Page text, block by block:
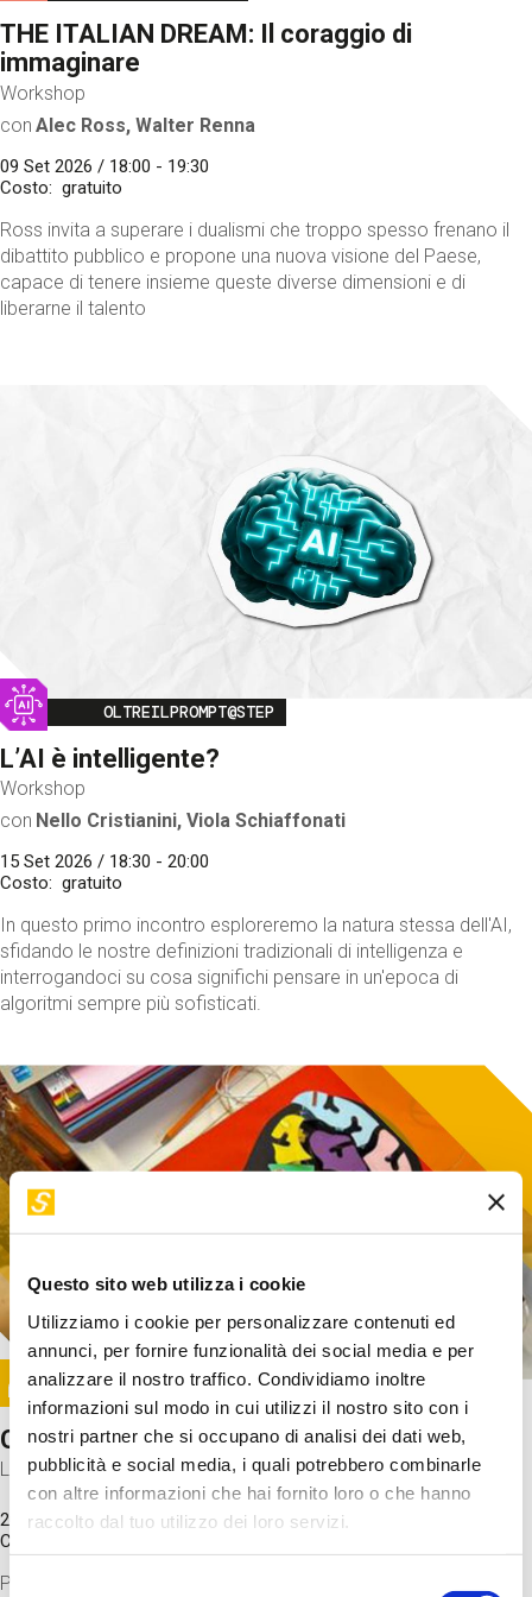
Questo sito web utilizza i cookie
Utilizziamo i cookie per personalizzare contenuti ed
annunci, per fornire funzionalità dei social media e per
analizzare il nostro traffico. Condividiamo inoltre
informazioni sul modo in cui utilizzi il nostro sito con i
nostri partner che si occupano di analisi dei dati web,
pubblicità e social media, i quali potrebbero combinarle
con altre informazioni che hai fornito loro o che hanno
raccolto dal tuo utilizzo dei loro servizi.
Selezione
THE ITALIAN DREAM: Il coraggio di
immaginare
Workshop
con Alec Ross, Walter Renna
09 Set 2026 / 18:00 - 19:30
Costo
gratuito
Ross invita a superare i dualismi che troppo spesso frenano il
dibattito pubblico e propone una nuova visione del Paese,
capace di tenere insieme queste diverse dimensioni e di
liberarne il talento
Image
OLTREILPROMPT@STEP
L’AI è intelligente?
Workshop
con Nello Cristianini, Viola Schiaffonati
15 Set 2026 / 18:30 - 20:00
Costo
gratuito
In questo primo incontro esploreremo la natura stessa dell'AI,
sfidando le nostre definizioni tradizionali di intelligenza e
interrogandoci su cosa significhi pensare in un'epoca di
algoritmi sempre più sofisticati.
Image
SUNDAY@STEP
Come funziona il cervello?
Laboratorio
20 Set 2026 / 11:15 - 13:00
Costo
Proveremo a costruire un cervello in cartoncino cercando di